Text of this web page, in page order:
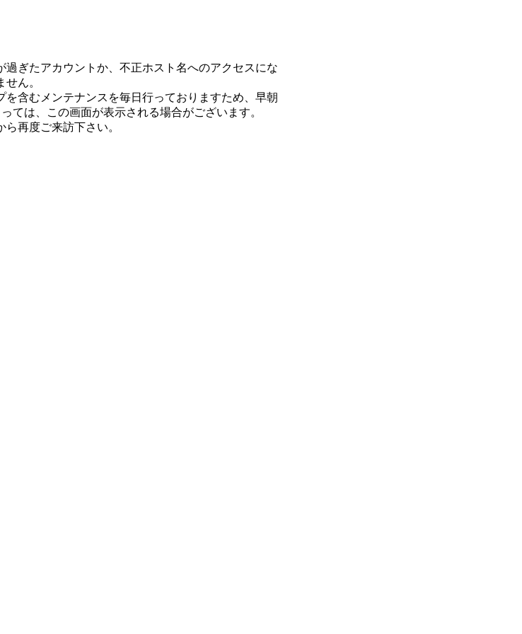
ぎたアカウントか、不正ホスト名へのアクセスにな
ん。
含むメンテナンスを毎日行っておりますため、早朝
ては、この画面が表示される場合がございます。
再度ご来訪下さい。